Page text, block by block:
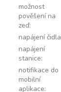
možnost
pověšení na
zeď:
napájení čidla
napájení
stanice:
notifikace do
mobilní
aplikace: